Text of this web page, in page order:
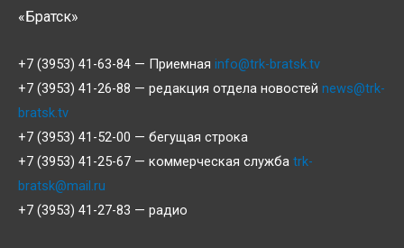
«Братск»
+7 (3953) 41-63-84 — Приемная info@trk-bratsk.tv
+7 (3953) 41-26-88 — редакция отдела новостей news@trk-
bratsk.tv
+7 (3953) 41-52-00 — бегущая строка
+7 (3953) 41-25-67 — коммерческая служба trk-
bratsk@mail.ru
+7 (3953) 41-27-83 — радио